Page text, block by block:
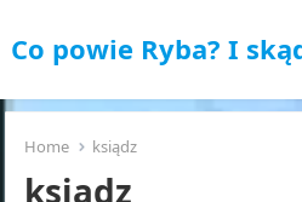
Co powie Ryba? I
Home ksiądz
ksiądz